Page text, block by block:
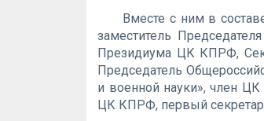
Вместе с ним в
заместитель
Президиума ЦК КПРФ,
Председатель
и военной науки», член
ЦК КПРФ, первый